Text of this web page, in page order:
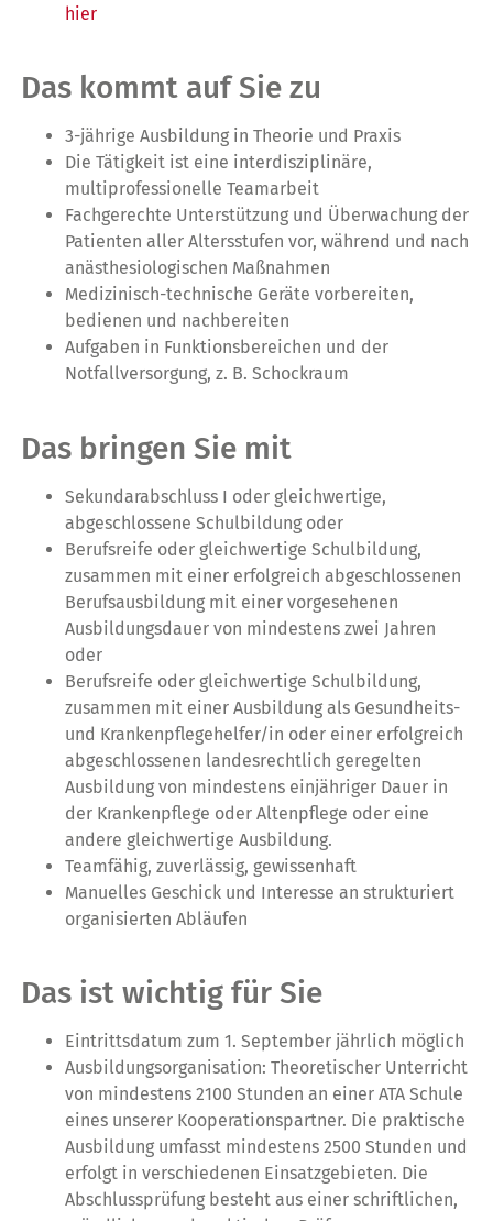
hier
Das kommt auf Sie zu
3-jährige Ausbildung in Theorie und Praxis
Die Tätigkeit ist eine interdisziplinäre,
multiprofessionelle Teamarbeit
Fachgerechte Unterstützung und Überwachung der
Patienten aller Altersstufen vor, während und nach
anästhesiologischen Maßnahmen
Medizinisch-technische Geräte vorbereiten,
bedienen und nachbereiten
Aufgaben in Funktionsbereichen und der
Notfallversorgung, z. B. Schockraum
Das bringen Sie mit
Sekundarabschluss I oder gleichwertige,
abgeschlossene Schulbildung oder
Berufsreife oder gleichwertige Schulbildung,
zusammen mit einer erfolgreich abgeschlossenen
Berufsausbildung mit einer vorgesehenen
Ausbildungsdauer von mindestens zwei Jahren
oder
Berufsreife oder gleichwertige Schulbildung,
zusammen mit einer Ausbildung als Gesundheits-
und Krankenpflegehelfer/in oder einer erfolgreich
abgeschlossenen landesrechtlich geregelten
Ausbildung von mindestens einjähriger Dauer in
der Krankenpflege oder Altenpflege oder eine
andere gleichwertige Ausbildung.
Teamfähig, zuverlässig, gewissenhaft
Manuelles Geschick und Interesse an strukturiert
organisierten Abläufen
Das ist wichtig für Sie
Eintrittsdatum zum 1. September jährlich möglich
Ausbildungsorganisation: Theoretischer Unterricht
von mindestens 2100 Stunden an einer ATA Schule
eines unserer Kooperationspartner. Die praktische
Ausbildung umfasst mindestens 2500 Stunden und
erfolgt in verschiedenen Einsatzgebieten. Die
Abschlussprüfung besteht aus einer schriftlichen,